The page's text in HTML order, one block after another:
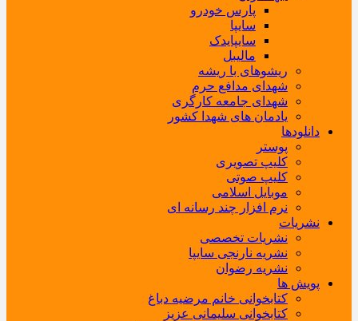
پارس خودرو
سایپا
سایپایدک
مالیبل
ریشوهای با ریشه
شهدای مدافع حرم
شهدای جامعه کارگری
یادمان های شهدا کشور
دانلودها
پوستر
کلیپ تصویری
کلیپ صوتی
موبایل اسلامی
نرم افزار چند رسانه ای
نشریات
نشریات تخصصی
نشریه نارنجی سایپا
نشریه رضوان
پویش ها
کتابخوانی خانم مرضیه دباغ
کتابخوانی سلیمانی عزیز